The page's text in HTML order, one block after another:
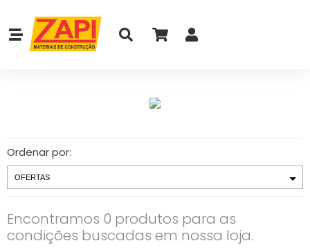
Ordenar por:
Encontramos 0 produtos para as
condições buscadas em nossa loja.